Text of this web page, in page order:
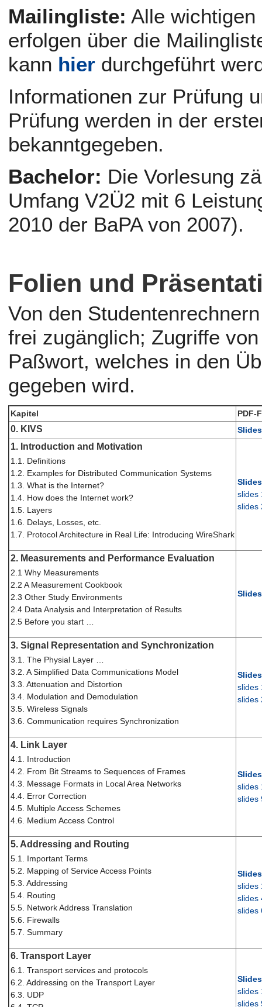
Mailingliste: Alle
erfolgen über die
kann hier durchgeführt
Informationen zur Prüfung
Prüfung werden in der
bekanntgegeben.
Bachelor: Die Vorlesung
Umfang V2Ü2 mit 6
2010 der BaPA von 2007).
Folien und
Von den
frei zugänglich; Zugriffe
Paßwort, welches in den
gegeben wird.
Kapitel PDF-
0. KIVS
1. Introduction and Motivation
1.1. Definitions
1.2. Examples for Distributed Communication Systems
1.3. What is the Internet?
1.4. How does the Internet work?
1.5. Layers
1.6. Delays, Losses, etc.
1.7. Protocol Architecture in Real Life: Introducing WireShark
slides
slides
2. Measurements and Performance Evaluation
2.1 Why Measurements
2.2 A Measurement Cookbook
2.3 Other Study Environments
2.4 Data Analysis and Interpretation of Results
2.5 Before you start …
3. Signal Representation and Synchronization
3.1. The Physial Layer …
3.2. A Simplified Data Communications Model
3.3. Attenuation and Distortion
3.4. Modulation and Demodulation
3.5. Wireless Signals
3.6. Communication requires Synchronization
slides
slides
4. Link Layer
4.1. Introduction
4.2. From Bit Streams to Sequences of Frames
4.3. Message Formats in Local Area Networks
4.4. Error Correction
4.5. Multiple Access Schemes
4.6. Medium Access Control
slides
slides
5. Addressing and Routing
5.1. Important Terms
5.2. Mapping of Service Access Points
5.3. Addressing
5.4. Routing
5.5. Network Address Translation
5.6. Firewalls
5.7. Summary
slides
slides
slides
6. Transport Layer
6.1. Transport services and protocols
6.2. Addressing on the Transport Layer
6.3. UDP
slides
slides